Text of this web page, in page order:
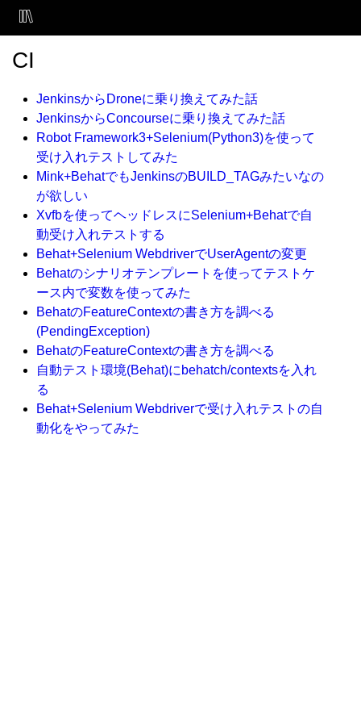
CI
JenkinsからDroneに乗り換えてみた話
JenkinsからConcourseに乗り換えてみた話
Robot Framework3+Selenium(Python3)を使って
受け入れテストしてみた
Mink+BehatでもJenkinsのBUILD_TAGみたいなの
が欲しい
Xvfbを使ってヘッドレスにSelenium+Behatで自
動受け入れテストする
Behat+Selenium WebdriverでUserAgentの変更
Behatのシナリオテンプレートを使ってテストケ
ース内で変数を使ってみた
BehatのFeatureContextの書き方を調べる
(PendingException)
BehatのFeatureContextの書き方を調べる
自動テスト環境(Behat)にbehatch/contextsを入れ
る
Behat+Selenium Webdriverで受け入れテストの自
動化をやってみた